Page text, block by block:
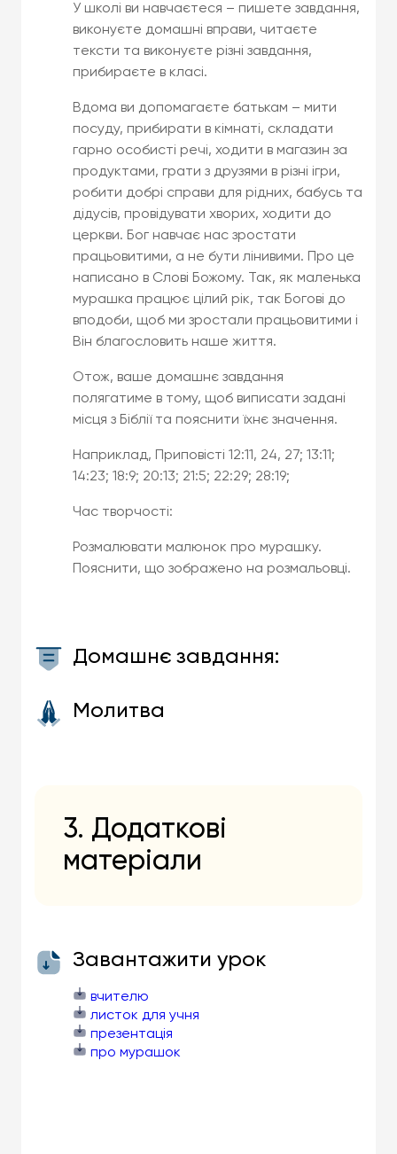
У школі ви навчаєтеся – пишете завдання,
виконуєте домашні вправи, читаєте
тексти та виконуєте різні завдання,
прибираєте в класі.
Вдома ви допомагаєте батькам – мити
посуду, прибирати в кімнаті, складати
гарно особисті речі, ходити в магазин за
продуктами, грати з друзями в різні ігри,
робити добрі справи для рідних, бабусь та
дідусів, провідувати хворих, ходити до
церкви. Бог навчає нас зростати
працьовитими, а не бути лінивими. Про це
написано в Слові Божому. Так, як маленька
мурашка працює цілий рік, так Богові до
вподоби, щоб ми зростали працьовитими і
Він благословить наше життя.
Отож, ваше домашнє завдання
полягатиме в тому, щоб виписати задані
місця з Біблії та пояснити їхнє значення.
Наприклад, Приповісті 12:11, 24, 27; 13:11;
14:23; 18:9; 20:13; 21:5; 22:29; 28:19;
Час творчості:
Розмалювати малюнок про мурашку.
Пояснити, що зображено на розмальовці.
Домашнє завдання:
Молитва
3. Додаткові
матеріали
Завантажити урок
вчителю
листок для учня
презентація
про мурашок